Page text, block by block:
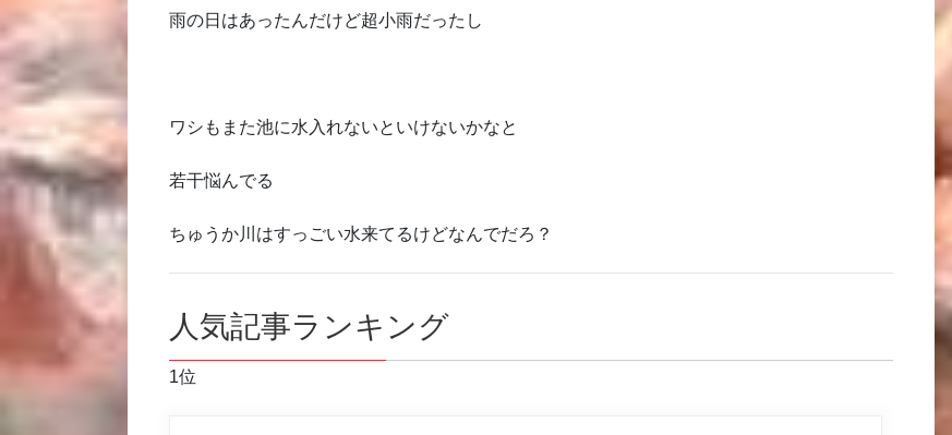
雨の日はあったんだけど超小雨だったし
ワシもまた池に水入れないといけないかなと
若干悩んでる
ちゅうか川はすっごい水来てるけどなんでだろ？
人気記事ランキング
1位